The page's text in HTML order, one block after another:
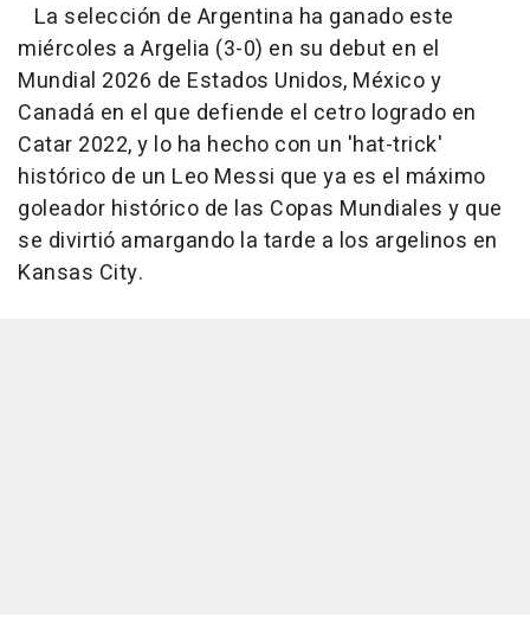
La selección de Argentina ha ganado este
miércoles a Argelia (3-0) en su debut en el
Mundial 2026 de Estados Unidos, México y
Canadá en el que defiende el cetro logrado en
Catar 2022, y lo ha hecho con un 'hat-trick'
histórico de un Leo Messi que ya es el máximo
goleador histórico de las Copas Mundiales y que
se divirtió amargando la tarde a los argelinos en
Kansas City.